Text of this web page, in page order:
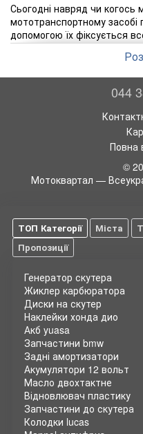
Сьогодні навряд чи
мототранспортному засобі
допомогою їх фіксується
поїздки, є можливість
використовувати гучний
себе ці пристрої з огляду
фактори. Складно, а то й
телефонний дзвінок, коли
мотоциклетний шолом
відповідною гарнітурою.
пристроїв «Вільні руки
популярності набувають
Варіанти
музичні композиції,
навігатора, відповідати на
здійснювати дзвінки
спілкуватися з іншими
Щоправда, поки ці функції
відстані, але технічний
способи стати власником
гарнітурою. У першому
та встановлюються
мотошолом купується з
вбудована виробником. При
самостійно доведеться
мікрофон, антена та
своїх місцях.
Переваги та недоліки
До переваг мотошоломів з
044
Повна
©
Мотоквартал —
ТОП Категорії Міста
Пропозиції
Генератор скутера
Жиклер карбюратора
Диски на скутер
Наклейки хонда дио
Акб yuasa
Запчастини bmw
Задні амортизатори
Акумулятори 12 вольт
Масло двохтактне
Відновлювач пластику
Запчастини до скутера
Колодки lucas